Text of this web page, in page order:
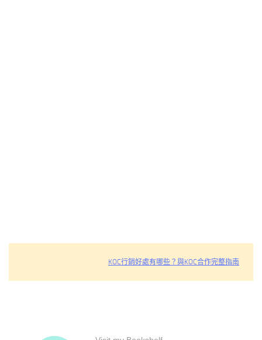
KOC行銷好處有哪些？與KOC合作完整指南